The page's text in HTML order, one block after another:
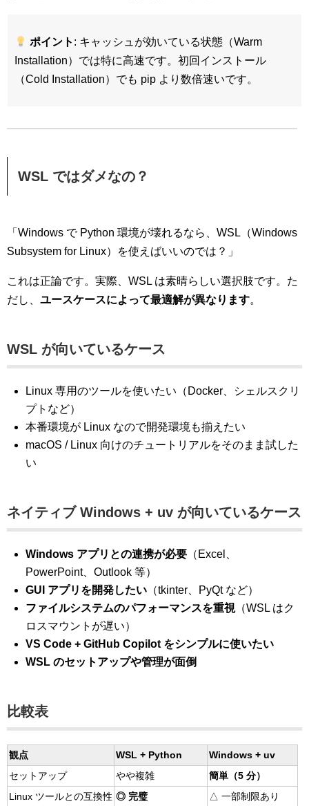
ポイント : キャッシュが効いている状態（Warm
Installation）では特に高速です。初回インストール
（Cold Installation）でも pip より数倍速いです。
WSL ではダメなの？
「Windows で Python 環境が壊れるなら、WSL（Windows
Subsystem for Linux）を使えばいいのでは？」
これは正論です。実際、WSL は素晴らしい選択肢です。た
だし、 ユースケースによって最適解が異なります。
WSL が向いているケース
Linux 専用のツールを使いたい（Docker、シェルスクリ
プトなど）
本番環境が Linux なので開発環境も揃えたい
macOS / Linux 向けのチュートリアルをそのまま試した
い
ネイティブ Windows + uv が向いているケース
Windows アプリとの連携が必要 （Excel、
PowerPoint、Outlook 等）
GUI アプリを開発したい （tkinter、PyQt など）
ファイルシステムのパフォーマンスを重視（WSL はク
ロスマウントが遅い）
VS Code + GitHub Copilot をシンプルに使いたい
WSL のセットアップや管理が面倒
比較表
観点 WSL + Python
Windows + uv
セットアップ
やや複雑
簡単（5 分）
Linux ツールとの互換性 ◎ 完璧
△ 一部制限あり